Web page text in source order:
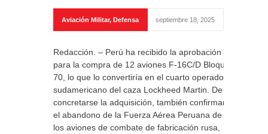
Aviación Militar, Defensa septiembre 18, 2025
Redacción. – Perú ha recibido la aprobación
para la compra de 12 aviones F-16C/D Bloque
70, lo que lo convertiría en el cuarto operador
sudamericano del caza Lockheed Martin. De
concretarse la adquisición, también confirmaría
el abandono de la Fuerza Aérea Peruana de
los aviones de combate de fabricación rusa,